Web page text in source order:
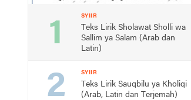
SYIIR
Teks Lirik Sholawat Sholli wa
Sallim ya Salam (Arab dan
Latin)
SYIIR
Teks Lirik Sauqbilu ya Kholiqi
(Arab, Latin dan Terjemah)